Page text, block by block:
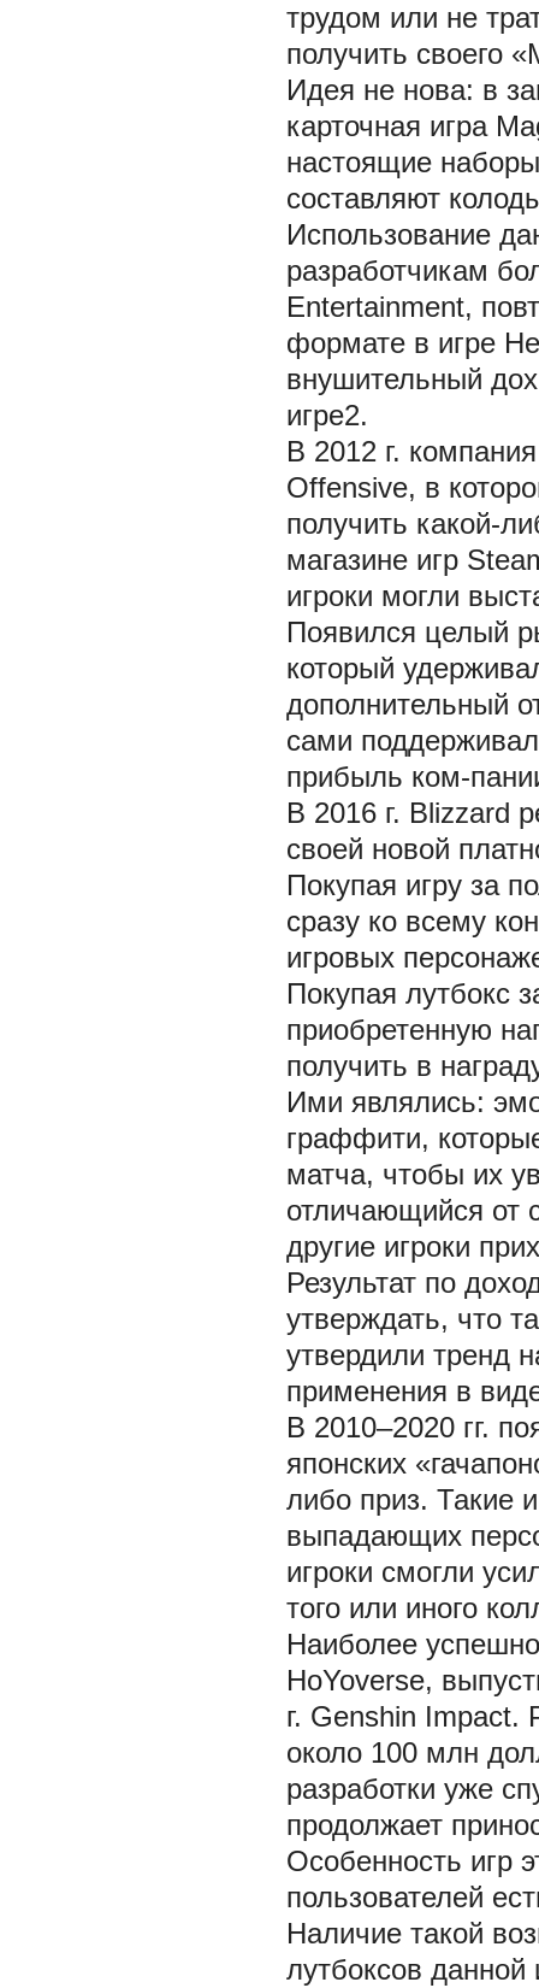
трудом или не
получить своего
Идея не нова: в
карточная игра
настоящие
составляют
Использование
разработчикам
Entertainment,
формате в игре
внушительный
игре2.
В 2012 г.
Offensive, в
получить какой-
магазине игр
игроки могли
Появился целый
который
дополнительный
сами
прибыль ком-
В 2016 г. Blizzard
своей новой
Покупая игру за
сразу ко всему
игровых
Покупая лутбокс
приобретенную
получить в
Ими являлись:
граффити,
матча, чтобы их
отличающийся от
другие игроки
Результат по
утверждать, что
утвердили тренд
применения в
В 2010–2020 гг.
японских
либо приз. Такие
выпадающих
игроки смогли
того или иного
Наиболее
HoYoverse,
г. Genshin Impact.
около 100 млн
разработки уже
продолжает
Особенность игр
пользователей
Наличие такой
лутбоксов